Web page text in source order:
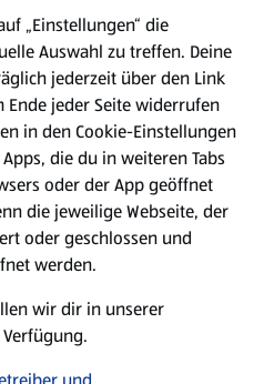
„Einstellungen“ die
Auswahl zu treffen. Deine
jederzeit über den Link
Ende jeder Seite widerrufen
in den Cookie-Einstellungen
die du in weiteren Tabs
oder der App geöffnet
die jeweilige Webseite, der
oder geschlossen und
werden.
wir dir in unserer